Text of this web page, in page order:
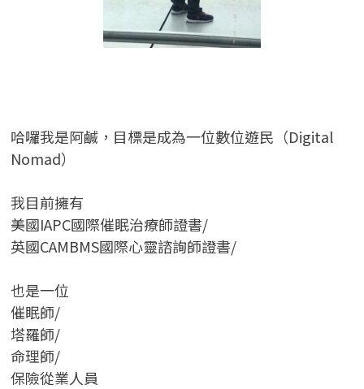
哈囉我是阿鹹，目標是成為一位數位遊民（Digital
Nomad）
我目前擁有
美國IAPC國際催眠治療師證書/
英國CAMBMS國際心靈諮詢師證書/
也是一位
催眠師/
塔羅師/
命理師/
保險從業人員